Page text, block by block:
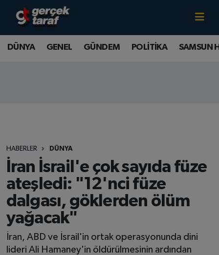
DÜNYA GENEL GÜNDEM POLİTİKA SAMSUN
HABERLER DÜNYA
İran İsrail'e çok sayıda füze
ateşledi: "12'nci füze
dalgası, göklerden ölüm
yağacak"
İran, ABD ve İsrail'in ortak operasyonunda dini
lideri Ali Hamaney'in öldürülmesinin ardından
Canlı TV İzle
DÜNYA
SAMSUNSPOR
SAĞLIK
TEKNOLOJİ
SPOR
Samsun Nöbetçi Eczaneler
Tüm Manşetler
Son Dakika Haberleri
Haber Arşivi